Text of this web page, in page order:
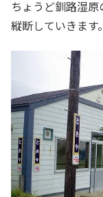
ちょうど釧路湿
縦断していきます。